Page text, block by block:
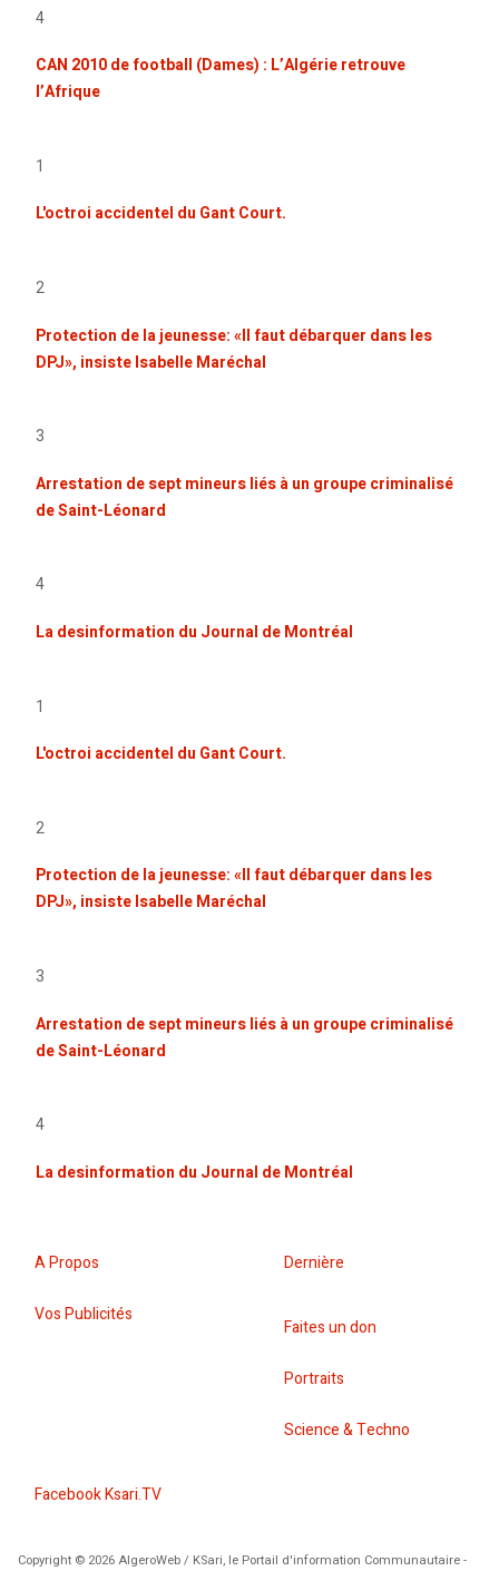
4
CAN 2010 de football (Dames) : L’Algérie retrouve
l’Afrique
1
L'octroi accidentel du Gant Court.
2
Protection de la jeunesse: «Il faut débarquer dans les
DPJ», insiste Isabelle Maréchal
3
Arrestation de sept mineurs liés à un groupe criminalisé
de Saint-Léonard
4
La desinformation du Journal de Montréal
1
L'octroi accidentel du Gant Court.
2
Protection de la jeunesse: «Il faut débarquer dans les
DPJ», insiste Isabelle Maréchal
3
Arrestation de sept mineurs liés à un groupe criminalisé
de Saint-Léonard
4
La desinformation du Journal de Montréal
A Propos
Vos Publicités
Dernière
Faites un don
Portraits
Science & Techno
Facebook Ksari.TV
Copyright © 2026 AlgeroWeb / KSari, le Portail d'information Communautaire -